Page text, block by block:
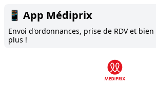
📱 App Médiprix
Envoi d'ordonnances, prise de RDV et bien
plus !